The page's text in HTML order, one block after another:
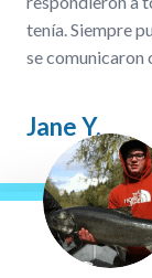
tenía. Siempre
se comunicaron
Jane Y.